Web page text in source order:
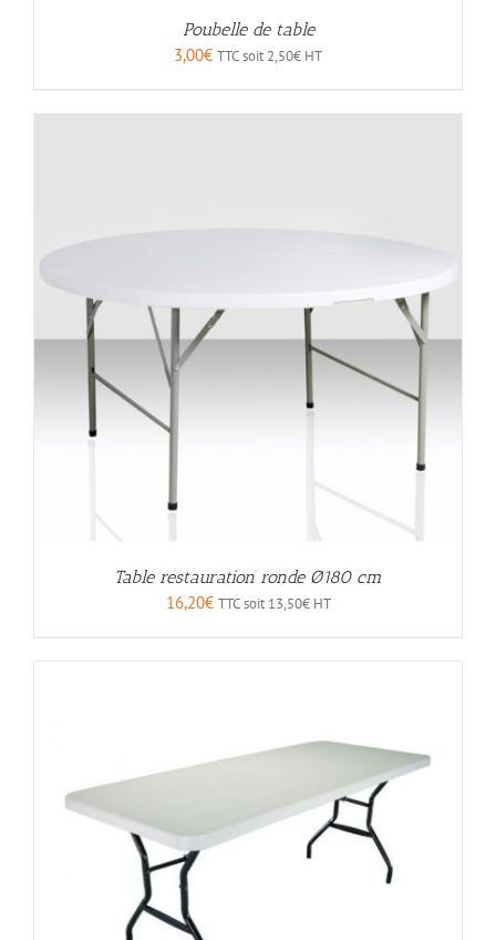
Poubelle de table
3,00€ TTC soit 2,50€ HT
Table restauration ronde Ø180 cm
16,20€ TTC soit 13,50€HT